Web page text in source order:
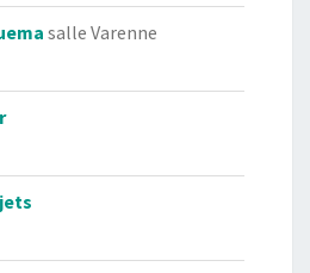
salle Varenne